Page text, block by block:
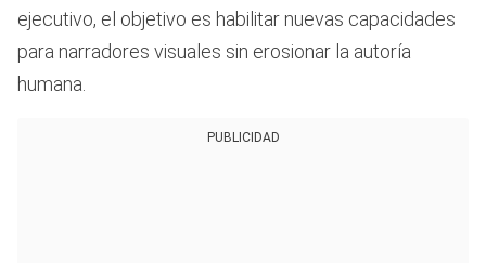
ejecutivo, el objetivo es habilitar nuevas capacidades
para narradores visuales sin erosionar la autoría
humana.
PUBLICIDAD